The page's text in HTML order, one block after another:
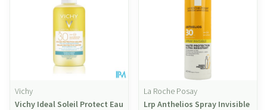
Vichy
Vichy Ideal Soleil Protect Eau
La Roche Posay
Lrp Anthelios Spray Invisible